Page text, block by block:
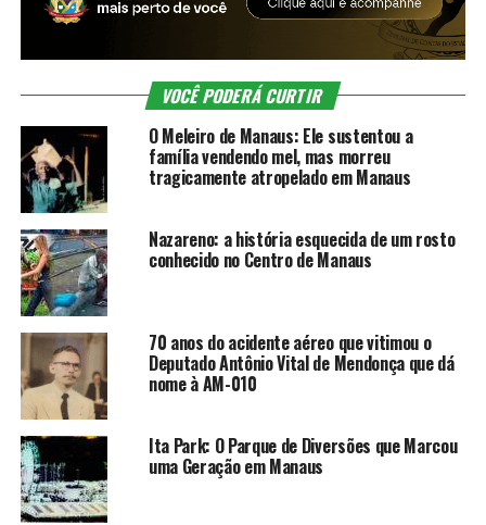
VOCÊ PODERÁ CURTIR
O Meleiro de Manaus: Ele sustentou a
família vendendo mel, mas morreu
tragicamente atropelado em Manaus
Nazareno: a história esquecida de um rosto
conhecido no Centro de Manaus
70 anos do acidente aéreo que vitimou o
Deputado Antônio Vital de Mendonça que dá
nome à AM-010
Ita Park: O Parque de Diversões que Marcou
uma Geração em Manaus